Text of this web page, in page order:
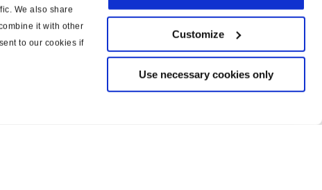
We also share
it with other
to our cookies if
Customize
Use necessary cookies only